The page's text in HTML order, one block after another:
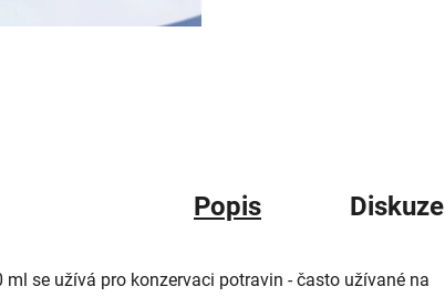
Popis Diskuze
se užívá pro konzervaci potravin - často užívané na